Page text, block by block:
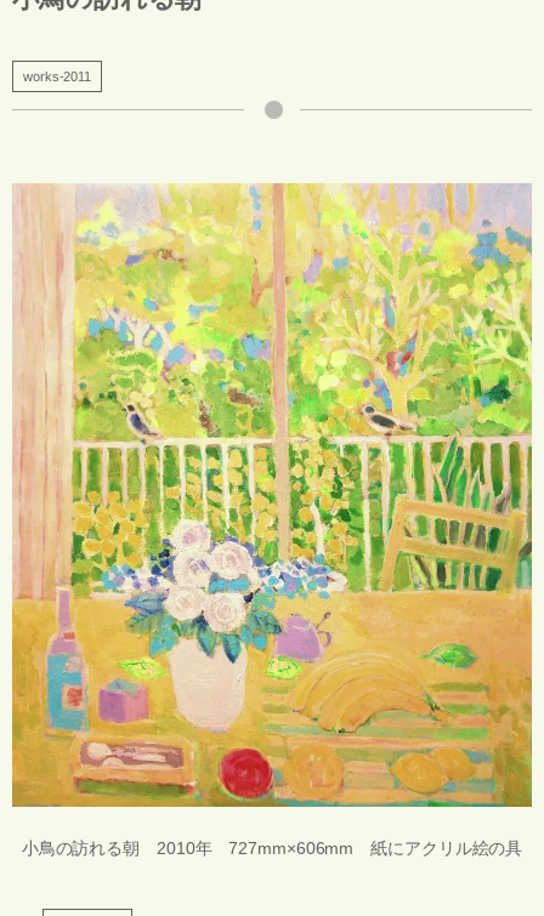
works-2011
小鳥の訪れる朝 2010年 727mm×606mm 紙にアクリル絵の具